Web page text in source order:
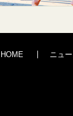
HOME ニュ